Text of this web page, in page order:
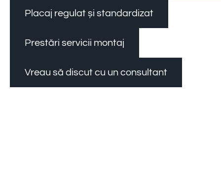
Placaj regulat și standardizat
Prestări servicii montaj
Vreau să discut cu un consultant